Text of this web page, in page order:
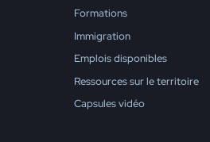
Formations
Immigration
Emplois disponibles
Ressources sur le territoire
Capsules vidéo